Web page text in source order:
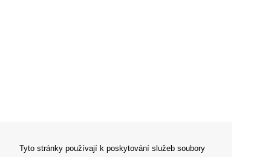
Tyto stránky používají k poskytování služeb soubory